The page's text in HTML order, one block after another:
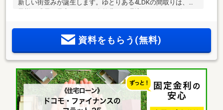
新しい街並みが誕生します。ゆとりある4LDKの間取りは、お
子様の成長を見守れます！自然豊かな環境で、穏やかな毎日
資料をもらう(無料)